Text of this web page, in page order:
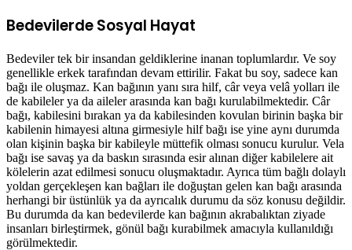
Bedevilerde Sosyal Hayat
Bedeviler tek bir insandan geldiklerine inanan toplumlardır. Ve soy
genellikle erkek tarafından devam ettirilir. Fakat bu soy, sadece kan
bağı ile oluşmaz. Kan bağının yanı sıra hilf, câr veya velâ yolları ile
de kabileler ya da aileler arasında kan bağı kurulabilmektedir. Câr
bağı, kabilesini bırakan ya da kabilesinden kovulan birinin başka bir
kabilenin himayesi altına girmesiyle hilf bağı ise yine aynı durumda
olan kişinin başka bir kabileyle müttefik olması sonucu kurulur. Vela
bağı ise savaş ya da baskın sırasında esir alınan diğer kabilelere ait
kölelerin azat edilmesi sonucu oluşmaktadır. Ayrıca tüm bağlı dolaylı
yoldan gerçekleşen kan bağları ile doğuştan gelen kan bağı arasında
herhangi bir üstünlük ya da ayrıcalık durumu da söz konusu değildir.
Bu durumda da kan bedevilerde kan bağının akrabalıktan ziyade
insanları birleştirmek, gönül bağı kurabilmek amacıyla kullanıldığı
görülmektedir.